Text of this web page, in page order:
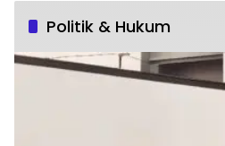
Politik & Hukum